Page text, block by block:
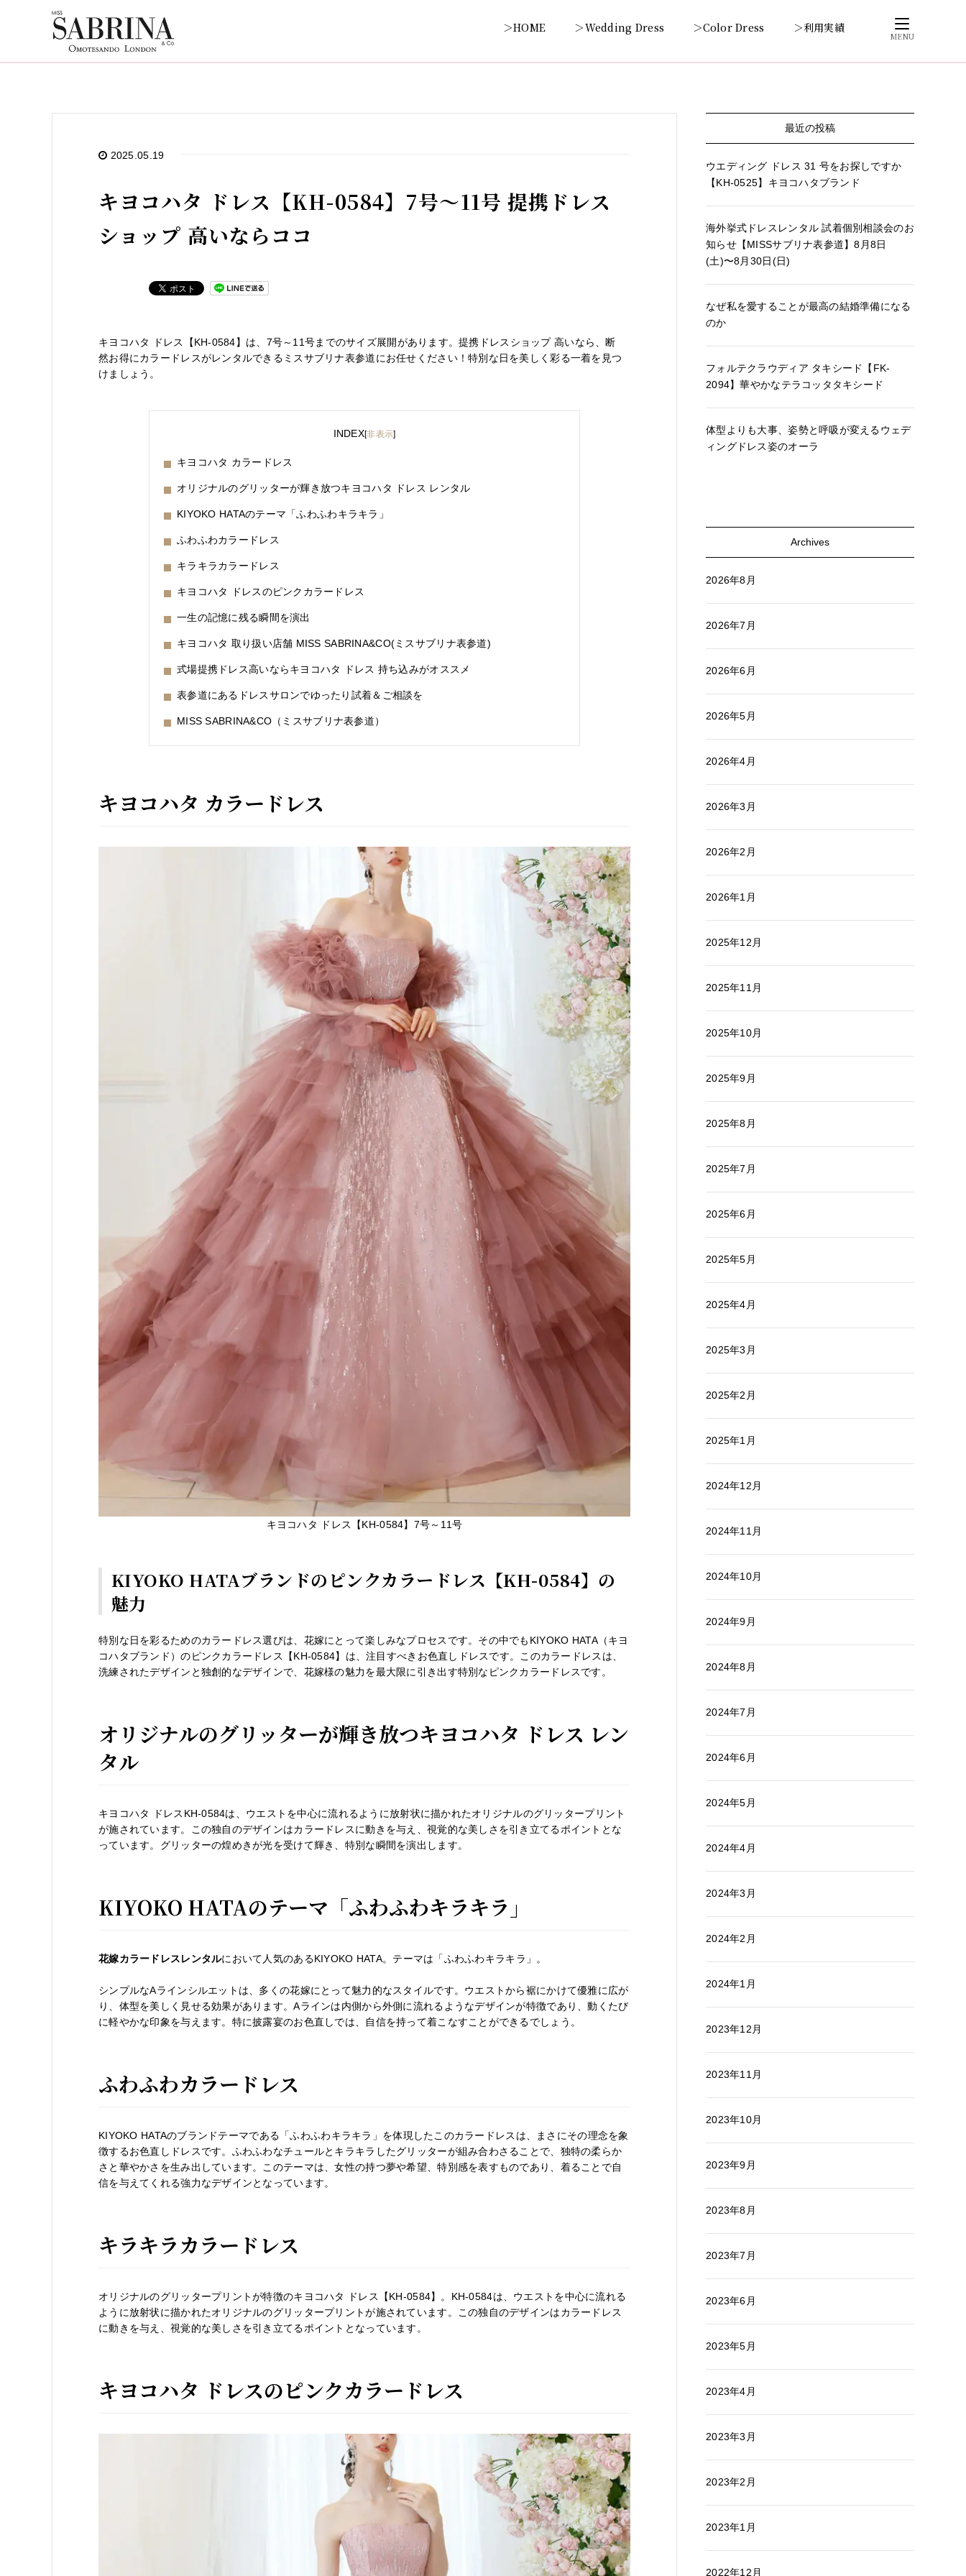
＞HOME ＞Wedding Dress ＞Color Dress ＞利用実績
MENU
2025.05.19
キヨコハタ ドレス【KH-0584】7号～11号 提携ドレス
ショップ 高いならココ
キヨコハタ ドレス【KH-0584】は、7号～11号までのサイズ展開があります。提携ドレスショップ 高いなら、断
然お得にカラードレスがレンタルできるミスサブリナ表参道にお任せください！特別な日を美しく彩る一着を見つ
けましょう。
INDEX[非表示]
キヨコハタ カラードレス
オリジナルのグリッターが輝き放つキヨコハタ ドレス レンタル
KIYOKO HATAのテーマ「ふわふわキラキラ」
ふわふわカラードレス
キラキラカラードレス
キヨコハタ ドレスのピンクカラードレス
一生の記憶に残る瞬間を演出
キヨコハタ 取り扱い店舗 MISS SABRINA&CO(ミスサブリナ表参道)
式場提携ドレス高いならキヨコハタ ドレス 持ち込みがオススメ
表参道にあるドレスサロンでゆったり試着＆ご相談を
MISS SABRINA&CO（ミスサブリナ表参道）
キヨコハタ カラードレス
キヨコハタ ドレス【KH-0584】7号～11号
KIYOKO HATAブランドのピンクカラードレス【KH-0584】の
魅力
特別な日を彩るためのカラードレス選びは、花嫁にとって楽しみなプロセスです。その中でもKIYOKO HATA（キヨ
コハタブランド）のピンクカラードレス【KH-0584】は、注目すべきお色直しドレスです。このカラードレスは、
洗練されたデザインと独創的なデザインで、花嫁様の魅力を最大限に引き出す特別なピンクカラードレスです。
オリジナルのグリッターが輝き放つキヨコハタ ドレス レン
タル
キヨコハタ ドレスKH-0584は、ウエストを中心に流れるように放射状に描かれたオリジナルのグリッタープリント
が施されています。この独自のデザインはカラードレスに動きを与え、視覚的な美しさを引き立てるポイントとな
っています。グリッターの煌めきが光を受けて輝き、特別な瞬間を演出します。
KIYOKO HATAのテーマ「ふわふわキラキラ」
花嫁カラードレスレンタルにおいて人気のあるKIYOKO HATA。テーマは「ふわふわキラキラ」。
シンプルなAラインシルエットは、多くの花嫁にとって魅力的なスタイルです。ウエストから裾にかけて優雅に広が
り、体型を美しく見せる効果があります。Aラインは内側から外側に流れるようなデザインが特徴であり、動くたび
に軽やかな印象を与えます。特に披露宴のお色直しでは、自信を持って着こなすことができるでしょう。
ふわふわカラードレス
KIYOKO HATAのブランドテーマである「ふわふわキラキラ」を体現したこのカラードレスは、まさにその理念を象
徴するお色直しドレスです。ふわふわなチュールとキラキラしたグリッターが組み合わさることで、独特の柔らか
さと華やかさを生み出しています。このテーマは、女性の持つ夢や希望、特別感を表すものであり、着ることで自
信を与えてくれる強力なデザインとなっています。
キラキラカラードレス
オリジナルのグリッタープリントが特徴のキヨコハタ ドレス【KH-0584】。KH-0584は、ウエストを中心に流れる
ように放射状に描かれたオリジナルのグリッタープリントが施されています。この独自のデザインはカラードレス
に動きを与え、視覚的な美しさを引き立てるポイントとなっています。
キヨコハタ ドレスのピンクカラードレス
最近の投稿
ウエディング ドレス 31 号をお探しですか
【KH-0525】キヨコハタブランド
海外挙式ドレスレンタル 試着個別相談会のお
知らせ【MISSサブリナ表参道】8月8日
(土)〜8月30日(日)
なぜ私を愛することが最高の結婚準備になる
のか
フォルテクラウディア タキシード【FK-
2094】華やかなテラコッタタキシード
体型よりも大事、姿勢と呼吸が変えるウェデ
ィングドレス姿のオーラ
Archives
2026年8月
2026年7月
2026年6月
2026年5月
2026年4月
2026年3月
2026年2月
2026年1月
2025年12月
2025年11月
2025年10月
2025年9月
2025年8月
2025年7月
2025年6月
2025年5月
2025年4月
2025年3月
2025年2月
2025年1月
2024年12月
2024年11月
2024年10月
2024年9月
2024年8月
2024年7月
2024年6月
2024年5月
2024年4月
2024年3月
2024年2月
2024年1月
2023年12月
2023年11月
2023年10月
2023年9月
2023年8月
2023年7月
2023年6月
2023年5月
2023年4月
2023年3月
2023年2月
2023年1月
2022年12月